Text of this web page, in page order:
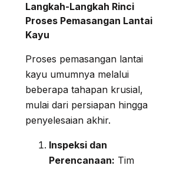
Langkah-Langkah Rinci
Proses Pemasangan Lantai
Kayu
Proses pemasangan lantai
kayu umumnya melalui
beberapa tahapan krusial,
mulai dari persiapan hingga
penyelesaian akhir.
Inspeksi dan
Perencanaan: Tim